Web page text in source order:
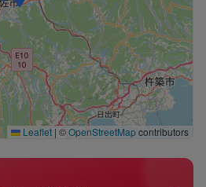
Leaflet | ©OpenStreetMapcontributors